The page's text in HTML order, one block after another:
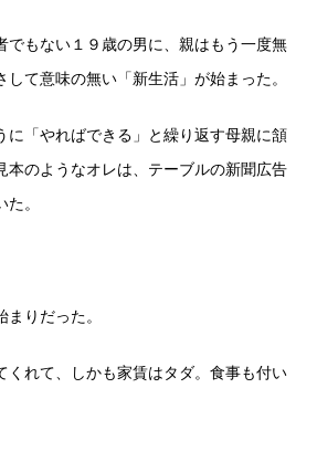
でもない１９歳の男に、親はもう一度無
て意味の無い「新生活」が始まった。
に「やればできる」と繰り返す母親に頷
本のようなオレは、テーブルの新聞広告
。
りだった。
くれて、しかも家賃はタダ。食事も付い